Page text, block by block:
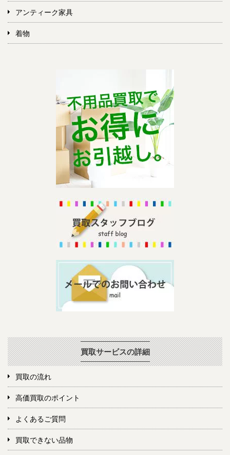
アンティーク家具
着物
買取サービスの詳細
買取の流れ
高価買取のポイント
よくあるご質問
買取できない品物